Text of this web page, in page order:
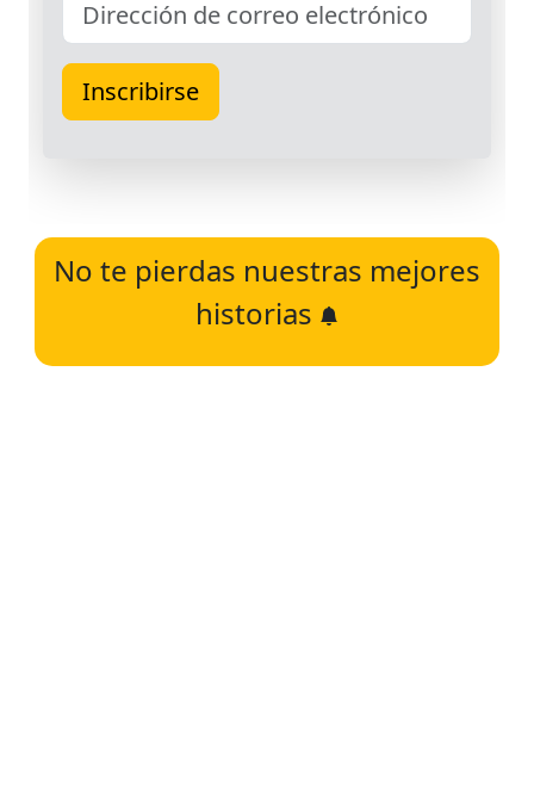
No te pierdas nuestras mejores
historias